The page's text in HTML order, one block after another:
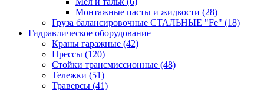
Монтажные пасты и жидкости (28)
Груза балансировочные СТАЛЬНЫЕ "Fe" (18)
Гидравлическое оборудование
Краны гаражные (42)
Прессы (120)
Стойки трансмиссионные (48)
Тележки (51)
Траверсы (41)